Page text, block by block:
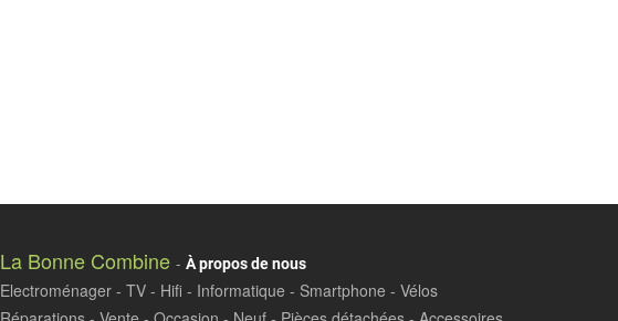
La Bonne Combine - À propos de nous
Electroménager - TV - Hifi - Informatique - Smartphone - Vélos